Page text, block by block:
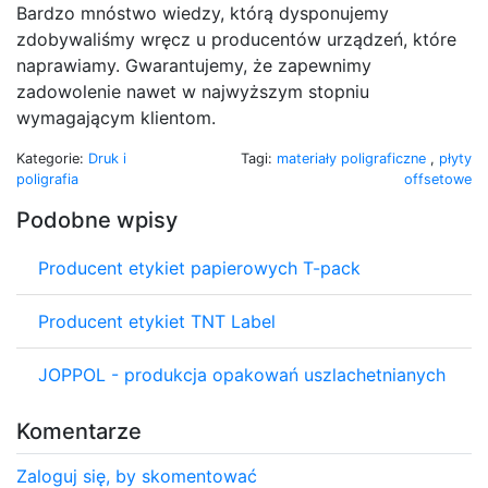
Bardzo mnóstwo wiedzy, którą dysponujemy
zdobywaliśmy wręcz u producentów urządzeń, które
naprawiamy. Gwarantujemy, że zapewnimy
zadowolenie nawet w najwyższym stopniu
wymagającym klientom.
Kategorie: Druk i
poligrafia
Tagi: materiały poligraficzne , płyty
offsetowe
Podobne wpisy
Producent etykiet papierowych T-pack
Producent etykiet TNT Label
JOPPOL - produkcja opakowań uszlachetnianych
Komentarze
Zaloguj się, by skomentować